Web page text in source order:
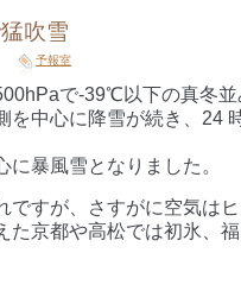
吹雪
予報室
で-39℃以下の真冬
を中心に降雪が続き、24
に暴風雪となりました。
ですが、さすがに空気は
た京都や高松では初氷、